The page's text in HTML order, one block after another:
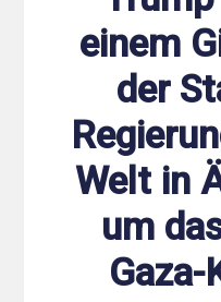
einem
der
Welt in
um
Gaza-